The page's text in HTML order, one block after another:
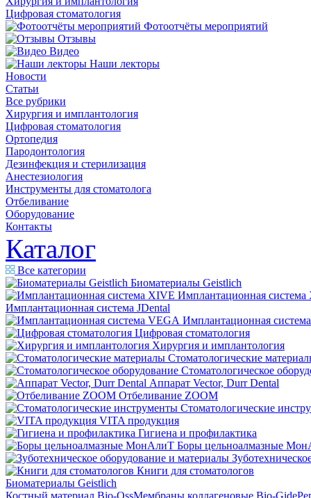
Цифровая стоматология
Фотоотчёты мероприятий
Отзывы
Видео
Наши лекторы
Новости
Статьи
Все рубрики
Хирургия и имплантология
Цифровая стоматология
Ортопедия
Пародонтология
Дезинфекция и стерилизация
Анестезиология
Инструменты для стоматолога
Отбеливание
Оборудование
Контакты
Каталог
Все категории
Биоматериалы Geistlich
Имплантационная
Имплантационная система JDental
Имплантационная
Цифровая стоматология
Хирургия и имплантология
Стоматологические
Стоматологическое
Аппарат Vector, Durr Dental
Отбеливание ZOOM
Стоматологические
VITA продукция
Гигиена и профилактика
Боры цельноалмазные
Книги для стоматологов
Биоматериалы Geistlich